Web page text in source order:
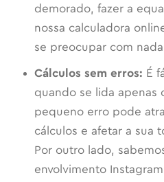
demorado, fazer a
nossa calculadora
se preocupar com
Cálculos sem erros: É
quando se lida apenas
pequeno erro pode
cálculos e afetar a sua
Por outro lado,
envolvimento